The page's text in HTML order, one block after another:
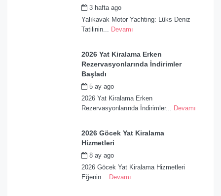
3 hafta ago
Yalıkavak Motor Yachting: Lüks Deniz
Tatilinin... Devamı
2026 Yat Kiralama Erken
Rezervasyonlarında İndirimler
Başladı
5 ay ago
2026 Yat Kiralama Erken
Rezervasyonlarında İndirimler... Devamı
2026 Göcek Yat Kiralama
Hizmetleri
8 ay ago
2026 Göcek Yat Kiralama Hizmetleri
Eğenin... Devamı